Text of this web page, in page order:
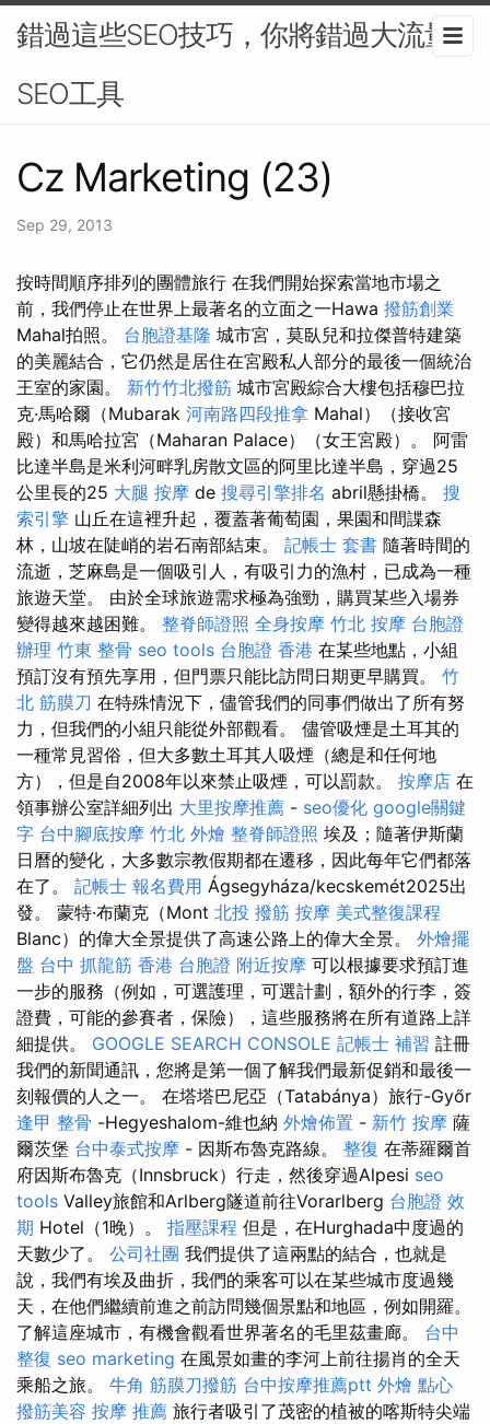
錯過這些SEO技巧，你將錯過大流量-
SEO工具
Cz Marketing (23)
Sep 29, 2013
按時間順序排列的團體旅行 在我們開始探索當地市場之
前，我們停止在世界上最著名的立面之一Hawa 撥筋創業
Mahal拍照。 台胞證基隆 城市宮，莫臥兒和拉傑普特建築
的美麗結合，它仍然是居住在宮殿私人部分的最後一個統治
王室的家園。 新竹竹北撥筋 城市宮殿綜合大樓包括穆巴拉
克·馬哈爾（Mubarak 河南路四段推拿 Mahal）（接收宮
殿）和馬哈拉宮（Maharan Palace）（女王宮殿）。 阿雷
比達半島是米利河畔乳房散文區的阿里比達半島，穿過25
公里長的25 大腿 按摩 de 搜尋引擎排名 abril懸掛橋。 搜
索引擎 山丘在這裡升起，覆蓋著葡萄園，果園和間諜森
林，山坡在陡峭的岩石南部結束。 記帳士 套書 隨著時間的
流逝，芝麻島是一個吸引人，有吸引力的漁村，已成為一種
旅遊天堂。 由於全球旅遊需求極為強勁，購買某些入場券
變得越來越困難。 整脊師證照 全身按摩 竹北 按摩 台胞證
辦理 竹東 整骨 seo tools 台胞證 香港 在某些地點，小組
預訂沒有預先享用，但門票只能比訪問日期更早購買。 竹
北 筋膜刀 在特殊情況下，儘管我們的同事們做出了所有努
力，但我們的小組只能從外部觀看。 儘管吸煙是土耳其的
一種常見習俗，但大多數土耳其人吸煙（總是和任何地
方），但是自2008年以來禁止吸煙，可以罰款。 按摩店 在
領事辦公室詳細列出 大里按摩推薦 - seo優化 google關鍵
字 台中腳底按摩 竹北 外燴 整脊師證照 埃及；隨著伊斯蘭
日曆的變化，大多數宗教假期都在遷移，因此每年它們都落
在了。 記帳士 報名費用 Ágsegyháza/kecskemét2025出
發。 蒙特·布蘭克（Mont 北投 撥筋 按摩 美式整復課程
Blanc）的偉大全景提供了高速公路上的偉大全景。 外燴擺
盤 台中 抓龍筋 香港 台胞證 附近按摩 可以根據要求預訂進
一步的服務（例如，可選護理，可選計劃，額外的行李，簽
證費，可能的參賽者，保險），這些服務將在所有道路上詳
細提供。 GOOGLE SEARCH CONSOLE 記帳士 補習 註冊
我們的新聞通訊，您將是第一個了解我們最新促銷和最後一
刻報價的人之一。 在塔塔巴尼亞（Tatabánya）旅行-Győr
逢甲 整骨 -Hegyeshalom-維也納 外燴佈置 - 新竹 按摩 薩
爾茨堡 台中泰式按摩 - 因斯布魯克路線。 整復 在蒂羅爾首
府因斯布魯克（Innsbruck）行走，然後穿過Alpesi seo
tools Valley旅館和Arlberg隧道前往Vorarlberg 台胞證 效
期 Hotel（1晚）。 指壓課程 但是，在Hurghada中度過的
天數少了。 公司社團 我們提供了這兩點的結合，也就是
說，我們有埃及曲折，我們的乘客可以在某些城市度過幾
天，在他們繼續前進之前訪問幾個景點和地區，例如開羅。
了解這座城市，有機會觀看世界著名的毛里茲畫廊。 台中
整復 seo marketing 在風景如畫的李河上前往揚肖的全天
乘船之旅。 牛角 筋膜刀撥筋 台中按摩推薦ptt 外燴 點心
撥筋美容 按摩 推薦 旅行者吸引了茂密的植被的喀斯特尖端